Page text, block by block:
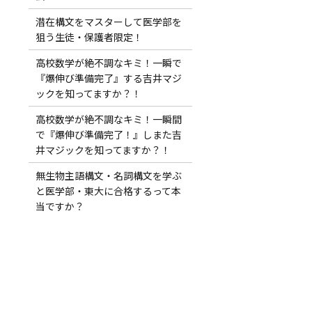
潜在構文をマスターして医学部を
狙う生徒・保護者限定！
高校数学が絶不調なキミ！一瞬で
『爆伸び準備完了』する吉井マジ
ックを知ってますか？！
高校数学が絶不調なキミ！一瞬間
で『爆伸び準備完了！』しまた吉
井マジックを知ってますか？！
無生物主語構文・名詞構文を学ぶ
と医学部・東大に合格するって本
当ですか？